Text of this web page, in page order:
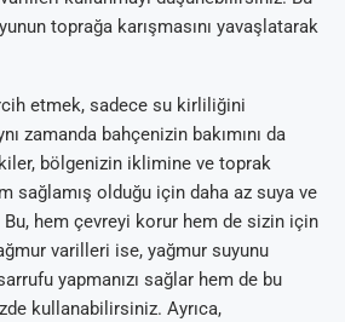
toprağa karışmasını yavaşlatarak
etmek, sadece su kirliliğini
zamanda bahçenizin bakımını da
bölgenizin iklimine ve toprak
sağlamış olduğu için daha az suya ve
hem çevreyi korur hem de sizin için
varilleri ise, yağmur suyunu
yapmanızı sağlar hem de bu
kullanabilirsiniz. Ayrıca,